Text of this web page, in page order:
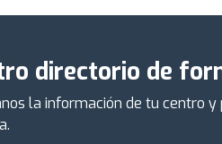
directorio de
la información de tu centro